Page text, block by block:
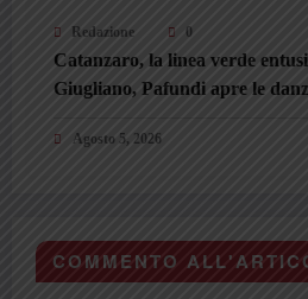
Redazione 0
Catanzaro, la linea verde
Giugliano, Pafundi apre le
Agosto 5, 2026
COMMENTO